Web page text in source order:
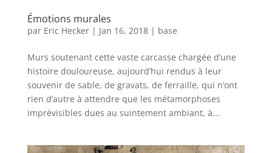
Émotions murales
par Eric Hecker| Jan 16, 2018| base
Murs soutenant cette vaste carcasse chargée d’une
histoire douloureuse, aujourd’hui rendus à leur
souvenir de sable, de gravats, de ferraille, qui n’ont
rien d’autre à attendre que les métamorphoses
imprévisibles dues au suintement ambiant, à...